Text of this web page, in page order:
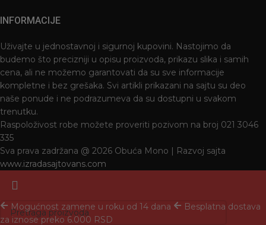
INFORMACIJE
Uživajte u jednostavnoj i sigurnoj kupovini. Nastojimo da
budemo što precizniji u opisu proizvoda, prikazu slika i samih
cena, ali ne možemo garantovati da su sve informacije
kompletne i bez grešaka. Svi artikli prikazani na sajtu su deo
naše ponude i ne podrazumeva da su dostupni u svakom
trenutku.
Raspoloživost robe možete proveriti pozivom na broj 021 3046
335
Sva prava zadržana @ 2026 Obuća Mono | Razvoj sajta
www.izradasajtovans.com
Mogućnost zamene u roku od 14 dana
Besplatna dostava
za iznose preko 6.000 RSD